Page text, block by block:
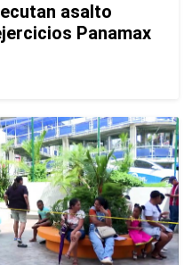
asalto
Panamax